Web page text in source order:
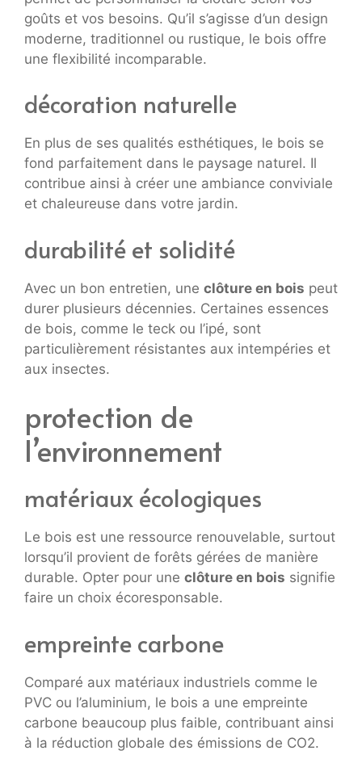
goûts et vos besoins. Qu’il s’agisse d’un design
moderne, traditionnel ou rustique, le bois offre
une flexibilité incomparable.
décoration naturelle
En plus de ses qualités esthétiques, le bois se
fond parfaitement dans le paysage naturel. Il
contribue ainsi à créer une ambiance conviviale
et chaleureuse dans votre jardin.
durabilité et solidité
Avec un bon entretien, une clôture en bois peut
durer plusieurs décennies. Certaines essences
de bois, comme le teck ou l’ipé, sont
particulièrement résistantes aux intempéries et
aux insectes.
protection de
l’environnement
matériaux écologiques
Le bois est une ressource renouvelable, surtout
lorsqu’il provient de forêts gérées de manière
durable. Opter pour une clôture en bois signifie
faire un choix écoresponsable.
empreinte carbone
Comparé aux matériaux industriels comme le
PVC ou l’aluminium, le bois a une empreinte
carbone beaucoup plus faible, contribuant ainsi
à la réduction globale des émissions de CO2.